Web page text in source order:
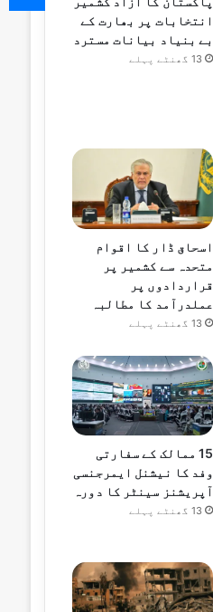
انتخابات پر بھارت کے
بے بنیاد بیانات مسترد
13 گھنٹے پہلے
اسحاق ڈار کا اقوام
متحدہ سے کشمیر پر
قراردادوں پر
عملدرآمد کا مطالبہ
13 گھنٹے پہلے
15 ممالک کے سفارتی
وفد کا نیشنل ایمرجنسی
آپریشنز سینٹر کا دورہ
13 گھنٹے پہلے